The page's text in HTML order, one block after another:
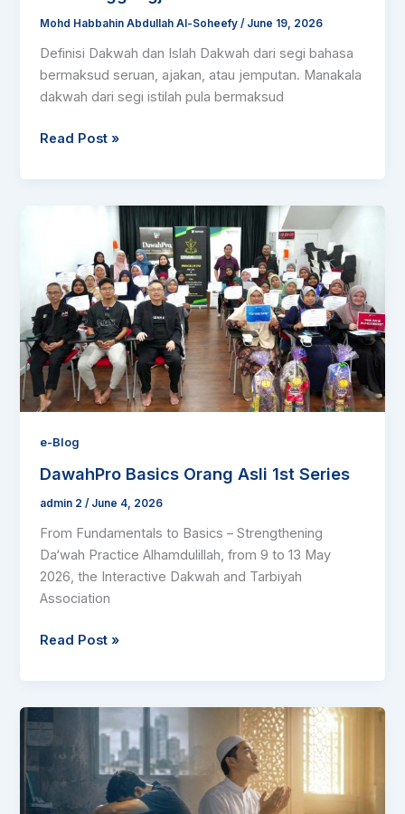
Mohd Habbahin Abdullah Al-Soheefy/ June 19, 2026
Definisi Dakwah dan Islah Dakwah dari segi bahasa
bermaksud seruan, ajakan, atau jemputan. Manakala
dakwah dari segi istilah pula bermaksud
Read Post »
e-Blog
DawahPro Basics Orang Asli 1st Series
admin 2/ June 4, 2026
From Fundamentals to Basics – Strengthening
Da‘wah Practice Alhamdulillah, from 9 to 13 May
2026, the Interactive Dakwah and Tarbiyah
Association
DawahPro
Orang
Asli
1st
Series
Read Post »
Datang
Saat